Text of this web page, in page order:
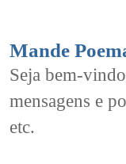
Mande
Seja bem-
mensagens e
etc.